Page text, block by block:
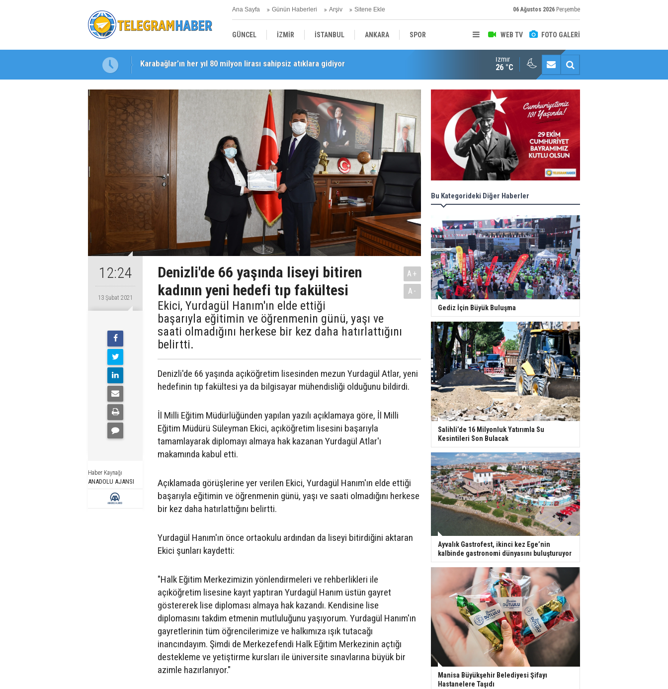
Ana Sayfa Günün Haberleri Arşiv Sitene Ekle 06 Ağustos 2026 Perşembe
WEB TV FOTO GALERİ
GÜNCEL İZMİR İSTANBUL ANKARA SPOR
YEREL SAĞLIK EKONOMİ
Karabağlar’ın her yıl 80 milyon lirası sahipsiz atıklara gidiyor
Başkan Eşki’den Çamdibi’nde esnaf turu
Halk istedi, ESHOT düzenledi
İzmir
26 °C
12:24
13 Şubat 2021
Haber Kaynağı
ANADOLU AJANSI
Denizli'de 66 yaşında liseyi bitiren
kadının yeni hedefi tıp fakültesi
Ekici, Yurdagül Hanım'ın elde ettiği
başarıyla eğitimin ve öğrenmenin günü, yaşı ve
saati olmadığını herkese bir kez daha hatırlattığını
belirtti.
A+
A-
Denizli'de 66 yaşında açıköğretim lisesinden mezun Yurdagül Atlar, yeni
hedefinin tıp fakültesi ya da bilgisayar mühendisliği olduğunu bildirdi.
İl Milli Eğitim Müdürlüğünden yapılan yazılı açıklamaya göre, İl Milli
Eğitim Müdürü Süleyman Ekici, açıköğretim lisesini başarıyla
tamamlayarak diplomayı almaya hak kazanan Yurdagül Atlar'ı
makamında kabul etti.
Açıklamada görüşlerine yer verilen Ekici, Yurdagül Hanım'ın elde ettiği
başarıyla eğitimin ve öğrenmenin günü, yaşı ve saati olmadığını herkese
bir kez daha hatırlattığını belirtti.
Yurdagül Hanım'ın önce ortaokulu ardından da liseyi bitirdiğini aktaran
Ekici şunları kaydetti:
"Halk Eğitim Merkezimizin yönlendirmeleri ve rehberlikleri ile
açıköğretim lisesine kayıt yaptıran Yurdagül Hanım üstün gayret
göstererek lise diploması almaya hak kazandı. Kendisine lise
diplomasını takdim etmenin mutluluğunu yaşıyorum. Yurdagül Hanım'ın
gayretlerinin tüm öğrencilerimize ve halkımıza ışık tutacağı
inancındayım. Şimdi de Merkezefendi Halk Eğitim Merkezinin açtığı
destekleme ve yetiştirme kursları ile üniversite sınavlarına büyük bir
azimle hazırlanıyor."
Bu Kategorideki Diğer Haberler
Gediz İçin Büyük Buluşma
Salihli’de 16 Milyonluk Yatırımla Su
Kesintileri Son Bulacak
Ayvalık Gastrofest, ikinci kez Ege’nin
kalbinde gastronomi dünyasını buluşturuyor
Manisa Büyükşehir Belediyesi Şifayı
Hastanelere Taşıdı